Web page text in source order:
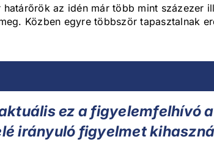
az idén már több mint százezer
Közben egyre többször tapasztalnak
ez a figyelemfelhívó
irányuló figyelmet